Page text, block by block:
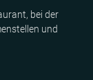
bei der
und